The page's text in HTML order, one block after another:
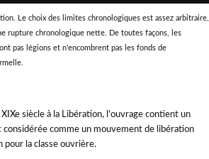
Le choix des limites chronologiques est assez arbitraire,
rupture chronologique nette. De toutes façons, les
pas légions et n'encombrent pas les fonds de
siècle à la Libération, l'ouvrage contient un
comme un mouvement de libération
pour la classe ouvrière.